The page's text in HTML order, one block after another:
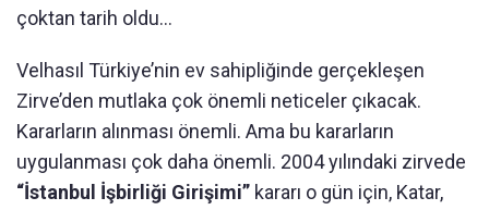
çoktan tarih oldu...
Velhasıl Türkiye’nin ev sahipliğinde gerçekleşen
Zirve’den mutlaka çok önemli neticeler çıkacak.
Kararların alınması önemli. Ama bu kararların
uygulanması çok daha önemli. 2004 yılındaki zirvede
“İstanbul İşbirliği Girişimi” kararı o gün için, Katar,